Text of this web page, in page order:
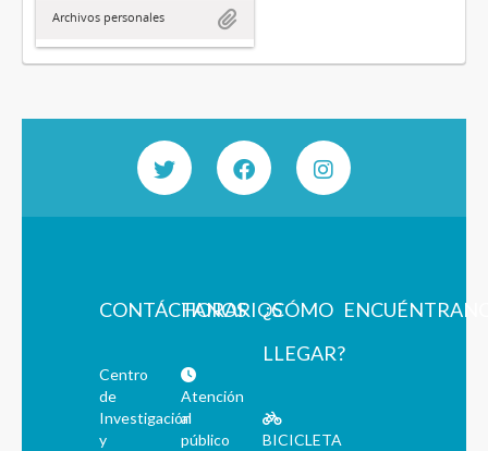
Archivos personales
CONTÁCTANOS
Centro
de
Investigación
y
HORARIOS
Atención
al
público
¿CÓMO
LLEGAR?
BICICLETA